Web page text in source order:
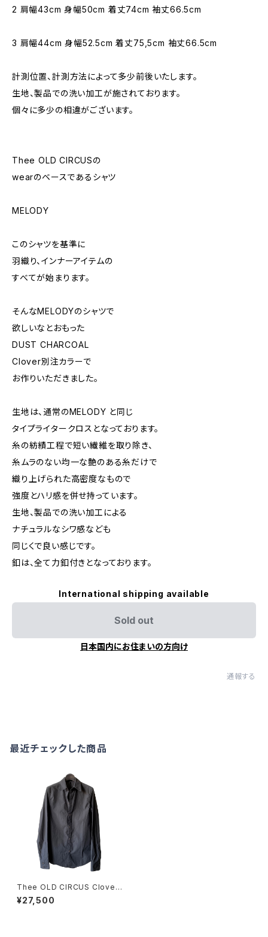
2 肩幅43cm 身幅50cm 着丈74cm 袖丈66.5cm
3 肩幅44cm 身幅52.5cm 着丈75,5cm 袖丈66.5cm
計測位置、計測方法によって多少前後いたします。
生地、製品での洗い加工が施されております。
個々に多少の相違がございます。
Thee OLD CIRCUSの
wearのベースであるシャツ
MELODY
このシャツを基準に
羽織り、インナーアイテムの
すべてが始まります。
そんなMELODYのシャツで
欲しいなとおもった
DUST CHARCOAL
Clover別注カラーで
お作りいただきました。
生地は、通常のMELODY と同じ
タイプライタークロスとなっております。
糸の紡績工程で短い繊維を取り除き、
糸ムラのない均一な艶のある糸だけで
織り上げられた高密度なもので
強度とハリ感を併せ持っています。
生地、製品での洗い加工による
ナチュラルなシワ感なども
同じくで良い感じです。
釦は、全て力釦付きとなっております。
International shipping available
Sold out
日本国内にお住まいの方向け
通報する
最近チェックした商品
Thee OLD CIRCUS Clover
別注カラーMELODY
¥27,500